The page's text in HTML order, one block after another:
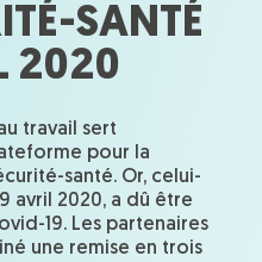
SANTÉ
2020
travail sert
pour la
santé. Or, celui-
avril 2020, a dû être
19. Les partenaires
une remise en trois